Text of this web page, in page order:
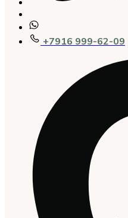
+7916 999-62-09